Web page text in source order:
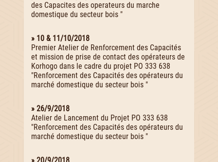
des Capacites des operateurs du marche
domestique du secteur bois "
» 10 & 11/10/2018
Premier Atelier de Renforcement des Capacités
et mission de prise de contact des opérateurs de
Korhogo dans le cadre du projet PO 333 638
"Renforcement des Capacités des opérateurs du
marché domestique du secteur bois "
» 26/9/2018
Atelier de Lancement du Projet PO 333 638
"Renforcement des Capacités des opérateurs du
marché domestique du secteur bois "